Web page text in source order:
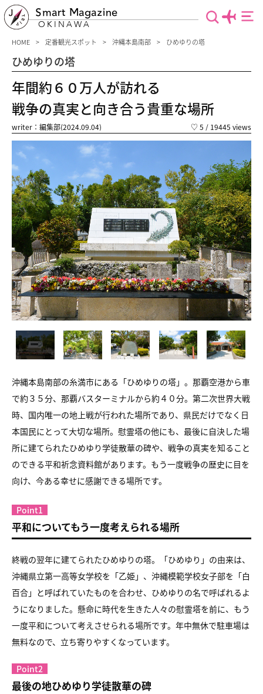
Smart Magazine
OKINAWA
HOME 定番観光スポット 沖縄本島南部 ひめゆりの塔
ひめゆりの塔
年間約６０万人が訪れる
戦争の真実と向き合う貴重な場所
writer：編集部(2024.09.04) ♡ 5 / 19445 views
沖縄本島南部の糸満市にある「ひめゆりの塔」。那覇空港から車
で約３５分、那覇バスターミナルから約４０分。第二次世界大戦
時、国内唯一の地上戦が行われた場所であり、県民だけでなく日
本国民にとって大切な場所。慰霊塔の他にも、最後に自決した場
所に建てられたひめゆり学徒散華の碑や、戦争の真実を知ること
のできる平和祈念資料館があります。もう一度戦争の歴史に目を
向け、今ある幸せに感謝できる場所です。
Point1
平和についてもう一度考えられる場所
終戦の翌年に建てられたひめゆりの塔。「ひめゆり」の由来は、
沖縄県立第一高等女学校を「乙姫」、沖縄模範学校女子部を「白
百合」と呼ばれていたものを合わせ、ひめゆりの名で呼ばれるよ
うになりました。懸命に時代を生きた人々の慰霊塔を前に、もう
一度平和について考えさせられる場所です。年中無休で駐車場は
無料なので、立ち寄りやすくなっています。
Point2
最後の地ひめゆり学徒散華の碑